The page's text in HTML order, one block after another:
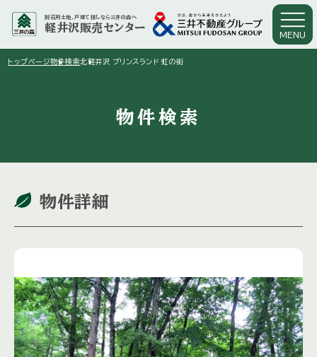
別荘用土地、戸建て探しなら三井の森へ
軽井沢販売センター
MENU
トップページ arrow_right
物件検索 arrow_right
北軽井沢 プリンスランド 虹の街
物件検索
物件詳細